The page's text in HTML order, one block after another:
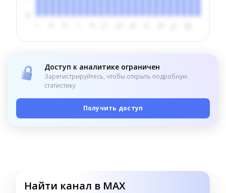
Доступ к аналитике ограничен
Зарегистрируйтесь, чтобы открыть подробную
статистику
Получить доступ
Найти канал в MAX